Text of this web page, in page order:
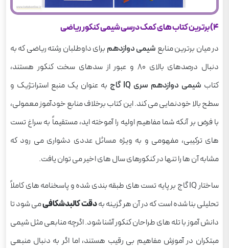
4) برترین کتاب های کمک درسی شیمی کنکور ریاضی
در میان برترین منابع شیمی دوازدهم برای داوطلبان رشته ریاضی که به
دنبال درصدهای بالای ۸۰ و عبور از سدهای سخت کنکور هستند،
کتاب شیمی دوازدهم سری IQ گاج
به عنوان یک منبع استراتژیک و
سطح بالا خودنمایی می کند. این کتاب برخلاف منابع خودآموز معمولی،
با فرض بر آنکه شما مفاهیم اولیه را آموخته اید، مستقیماً به سراغ تست
های ترکیبی، مفهومی و به ویژه مسائل عددی دشواری می رود که
مشابه آن ها را تنها در کنکورهای سال های اخیر می توان یافت.
ساختار IQ گاج بر پایه تست های طبقه بندی شده و پاسخنامه های کاملاً
تحلیلی بنا شده است که در آن هر گزینه بهدقت کالبدشکافیمی شود تا
دانش آموز با تله های طراحان کنکور آشنا شود. اگرچه منابعی مثل شیمی
مبتکران در آموزش مفاهیم بی رقیب هستند، اما اگر به دنبال منبعی